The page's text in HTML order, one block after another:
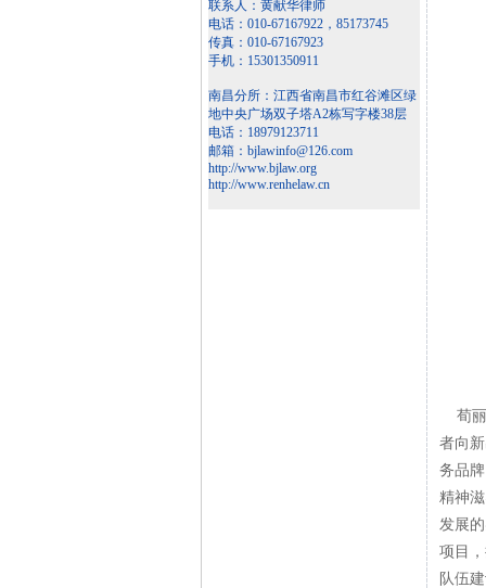
联系人：黄献华律师
电话：010-67167922，85173745
传真：010-67167923
手机：15301350911
南昌分所：江西省南昌市红谷滩区绿
地中央广场双子塔A2栋写字楼38层
电话：18979123711
邮箱：bjlawinfo@126.com
http://www.bjlaw.org
http://www.renhelaw.cn
荀丽
者向
务品
精神
发展
项目
队伍